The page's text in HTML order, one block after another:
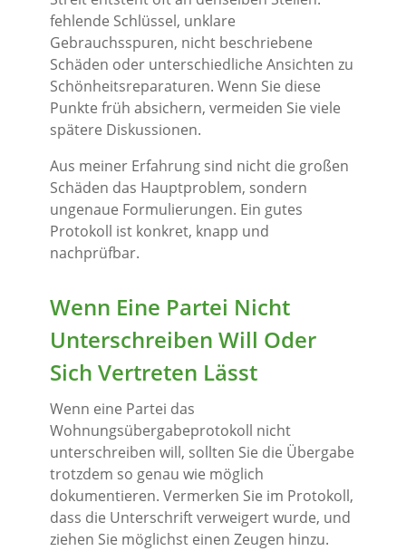
fehlende Schlüssel, unklare
Gebrauchsspuren, nicht beschriebene
Schäden oder unterschiedliche Ansichten zu
Schönheitsreparaturen. Wenn Sie diese
Punkte früh absichern, vermeiden Sie viele
spätere Diskussionen.
Aus meiner Erfahrung sind nicht die großen
Schäden das Hauptproblem, sondern
ungenaue Formulierungen. Ein gutes
Protokoll ist konkret, knapp und
nachprüfbar.
Wenn Eine Partei Nicht
Unterschreiben Will Oder
Sich Vertreten Lässt
Wenn eine Partei das
Wohnungsübergabeprotokoll nicht
unterschreiben will, sollten Sie die Übergabe
trotzdem so genau wie möglich
dokumentieren. Vermerken Sie im Protokoll,
dass die Unterschrift verweigert wurde, und
ziehen Sie möglichst einen Zeugen hinzu.